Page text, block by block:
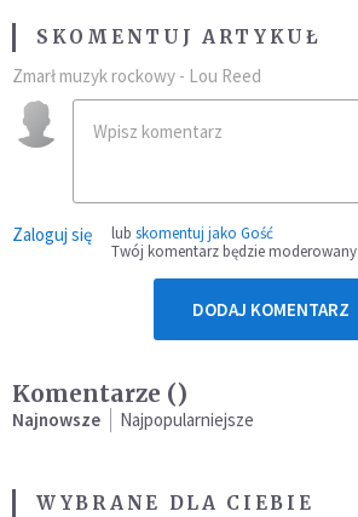
SKOMENTUJ ARTYKUŁ
Zmarł muzyk rockowy - Lou Reed
Zaloguj się lub skomentuj jako Gość
Twój komentarz będzie moderowany
DODAJ KOMENTARZ
Komentarze ()
Najnowsze Najpopularniejsze
WYBRANE DLA CIEBIE